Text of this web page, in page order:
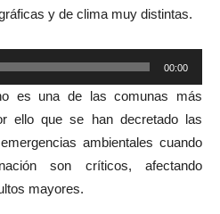
y de clima muy distintas.
00:00
es una de las comunas más
ello que se han decretado las
ambientales cuando
son críticos, afectando
mayores.